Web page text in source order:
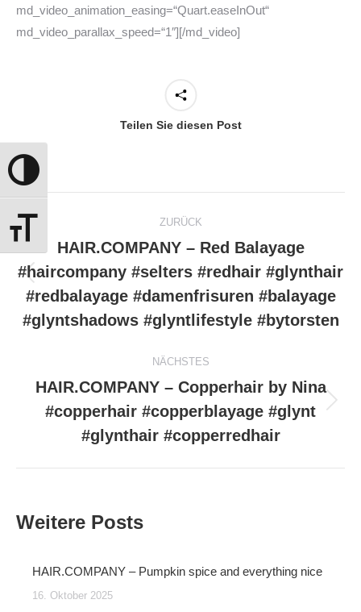
Umschalten auf hohe Kontraste
Schrift vergrößern
md_video_animation_easing=“Quart.easeInOut“
md_video_parallax_speed=“1″][/md_video]
Teilen Sie diesen Post
Kommentarnavigation
ZURÜCK
Beitrag:
HAIR.COMPANY – Red Balayage
#haircompany #selters #redhair #glynthair
#redbalayage #damenfrisuren #balayage
#glyntshadows #glyntlifestyle #bytorsten
NÄCHSTES
Nächster
Beitrag:
HAIR.COMPANY – Copperhair by Nina
#copperhair #copperblayage #glynt
#glynthair #copperredhair
Weitere Posts
HAIR.COMPANY – Pumpkin spice and everything nice
16. Oktober 2025